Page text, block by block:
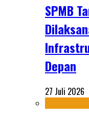
SPMB
Depan
27 Juli 2026